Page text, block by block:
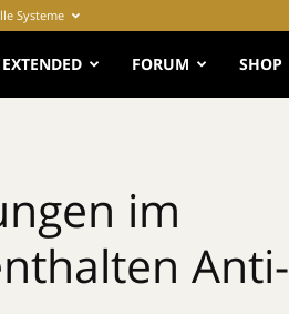
Systeme
EXTENDED FORUM SHOP
im
Anti-